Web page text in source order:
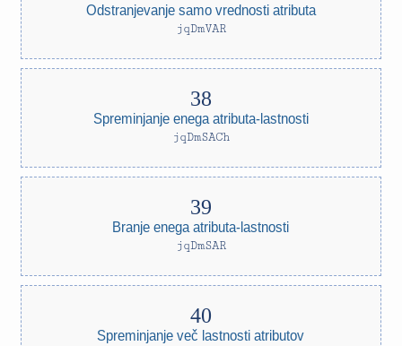
Odstranjevanje samo vrednosti atributa
jqDmVAR
Spreminjanje enega atributa-lastnosti
jqDmSACh
Branje enega atributa-lastnosti
jqDmSAR
Spreminjanje več lastnosti atributov